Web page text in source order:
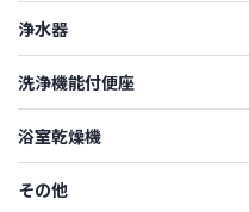
浄水器
洗浄機能付便座
浴室乾燥機
その他